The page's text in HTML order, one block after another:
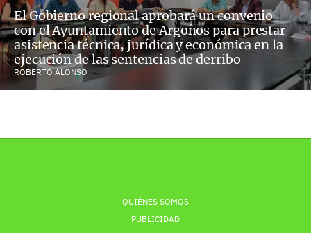
El Gobierno regional aprobará un convenio
con el Ayuntamiento de Argoños para prestar
asistencia técnica, jurídica y económica en la
ejecución de las sentencias de derribo
ROBERTO ALONSO
QUIÉNES SOMOS
PUBLICIDAD